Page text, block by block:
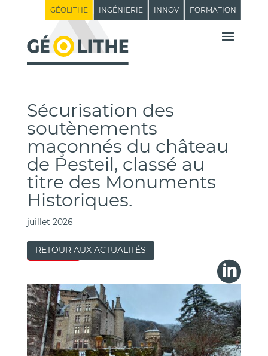
FORMATION
INNOV
INGÉNIERIE
GÉOLITHE
Sécurisation des
soutènements
maçonnés du château
de Pesteil, classé au
titre des Monuments
Historiques.
juillet 2026
Ingénierie
RETOUR AUX ACTUALITÉS
